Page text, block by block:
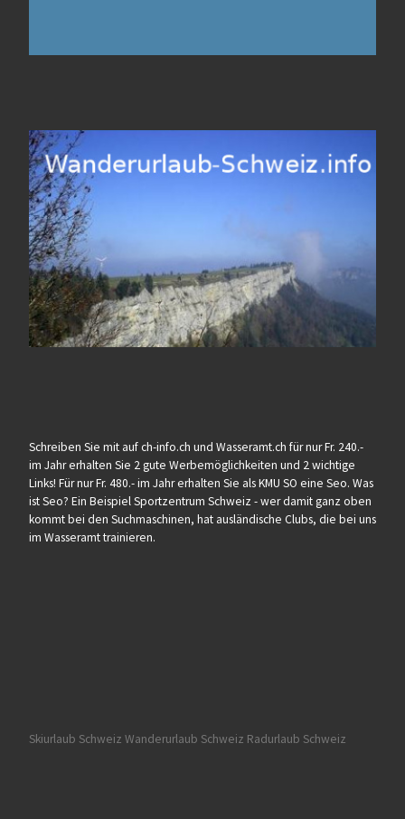
Schreiben Sie mit auf ch-info.ch und Wasseramt.ch für nur Fr. 240.-
im Jahr erhalten Sie 2 gute Werbemöglichkeiten und 2 wichtige
Links! Für nur Fr. 480.- im Jahr erhalten Sie als KMU SO eine Seo. Was
ist Seo? Ein Beispiel Sportzentrum Schweiz - wer damit ganz oben
kommt bei den Suchmaschinen, hat ausländische Clubs, die bei uns
im Wasseramt trainieren.
Skiurlaub Schweiz Wanderurlaub Schweiz Radurlaub Schweiz